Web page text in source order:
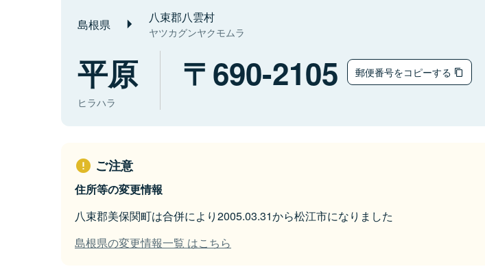
島根県 八束郡八雲村
ヤツカグンヤクモムラ
平原
ヒラハラ
690-2105 郵便番号をコピーする
ご注意
住所等の変更情報
八束郡美保関町は合併により2005.03.31から松江市になりました
島根県の変更情報一覧 はこちら